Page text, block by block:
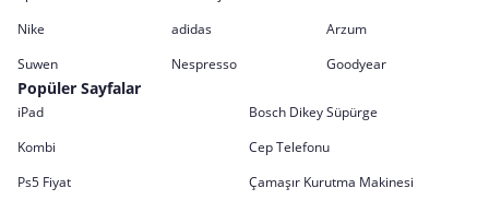
Nike
adidas
Arzum
Suwen
Nespresso Goodyear
Popüler Sayfalar
iPad
Bosch Dikey Süpürge
Kombi
Cep Telefonu
Ps5 Fiyat
Çamaşır Kurutma Makinesi